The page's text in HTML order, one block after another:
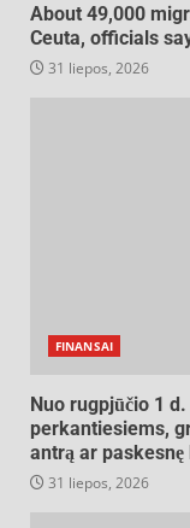
About 49,000
Ceuta, officials
31 liepos, 2026
FINANSAI
Nuo rugpjūčio 1
perkantiesiems,
antrą ar
31 liepos, 2026